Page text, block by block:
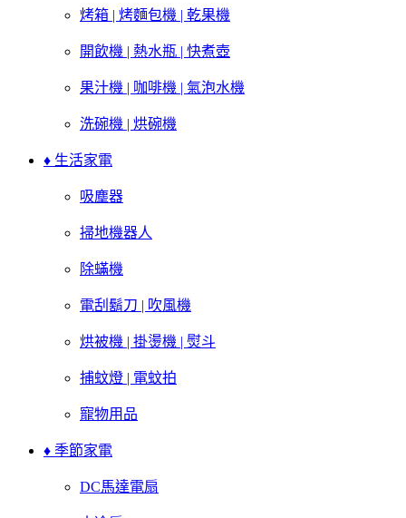
烤箱 | 烤麵包機 | 乾果機
開飲機 | 熱水瓶 | 快煮壺
果汁機 | 咖啡機 | 氣泡水機
洗碗機 | 烘碗機
♦ 生活家電
吸塵器
掃地機器人
除蟎機
電刮鬍刀 | 吹風機
烘被機 | 掛燙機 | 熨斗
捕蚊燈 | 電蚊拍
寵物用品
♦ 季節家電
DC馬達電扇